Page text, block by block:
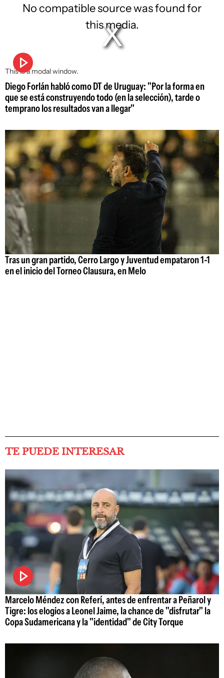
This is a modal window.
No compatible source was found for
this media.
Diego Forlán habló como DT de Uruguay: "Por la forma en
que se está construyendo todo (en la selección), tarde o
temprano los resultados van a llegar"
Tras un gran partido, Cerro Largo y Juventud empataron 1-1
en el inicio del Torneo Clausura, en Melo
TE PUEDE INTERESAR
Marcelo Méndez con Referí, antes de enfrentar a Peñarol y
Tigre: los elogios a Leonel Jaime, la chance de "disfrutar" la
Copa Sudamericana y la "identidad" de City Torque